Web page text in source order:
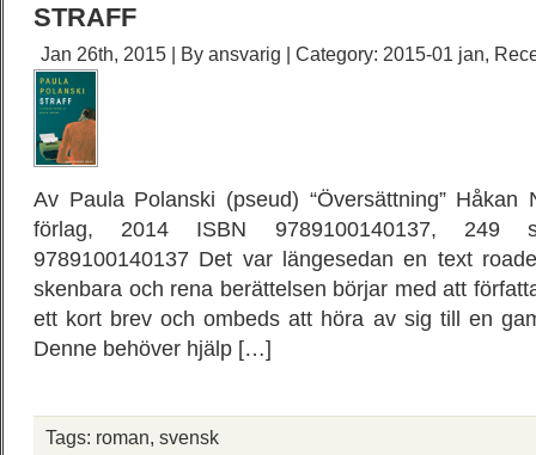
STRAFF
Jan 26th, 2015 | By ansvarig | Category: 2015-01 jan,
Av Paula Polanski (pseud) “Översättning” Håkan
förlag, 2014 ISBN 9789100140137, 249
9789100140137 Det var längesedan en text
skenbara och rena berättelsen börjar med att
ett kort brev och ombeds att höra av sig till en
Denne behöver hjälp […]
Tags: roman, svensk